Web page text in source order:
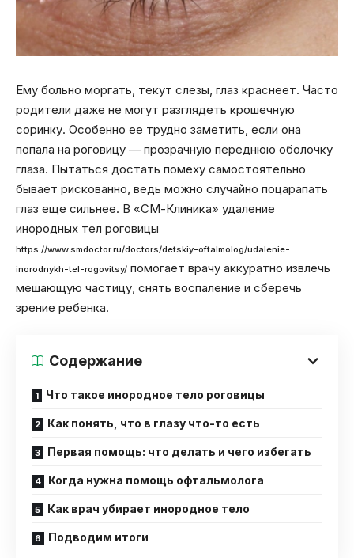
Ему больно моргать, текут слезы, глаз краснеет. Часто
родители даже не могут разглядеть крошечную
соринку. Особенно ее трудно заметить, если она
попала на роговицу — прозрачную переднюю оболочку
глаза. Пытаться достать помеху самостоятельно
бывает рискованно, ведь можно случайно поцарапать
глаз еще сильнее. В «СМ-Клиника» удаление
инородных тел роговицы
https://www.smdoctor.ru/doctors/detskiy-oftalmolog/udalenie-
inorodnykh-tel-rogovitsy/ помогает врачу аккуратно извлечь
мешающую частицу, снять воспаление и сберечь
зрение ребенка.
Содержание
Что такое инородное тело роговицы
Как понять, что в глазу что-то есть
Первая помощь: что делать и чего избегать
Когда нужна помощь офтальмолога
Как врач убирает инородное тело
Подводим итоги